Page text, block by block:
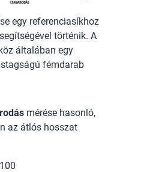
egy referenciasíkhoz
történik. A
általában egy
fémdarab
mérése hasonló,
az átlós hosszat